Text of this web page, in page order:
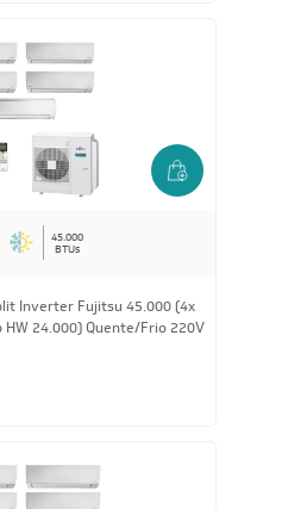
45.000
BTUs
Inverter Fujitsu 45.000 (4x
HW 24.000) Quente/Frio 220V